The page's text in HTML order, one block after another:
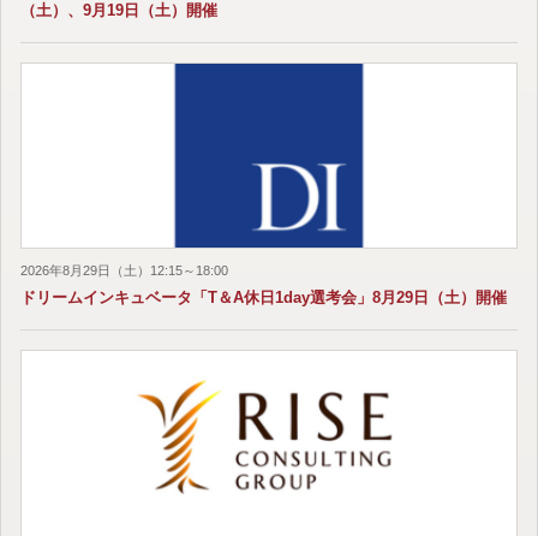
（土）、9月19日（土）開催
2026年8月29日（土）12:15～18:00
ドリームインキュベータ「T＆A休日1day選考会」8月29日（土）開催